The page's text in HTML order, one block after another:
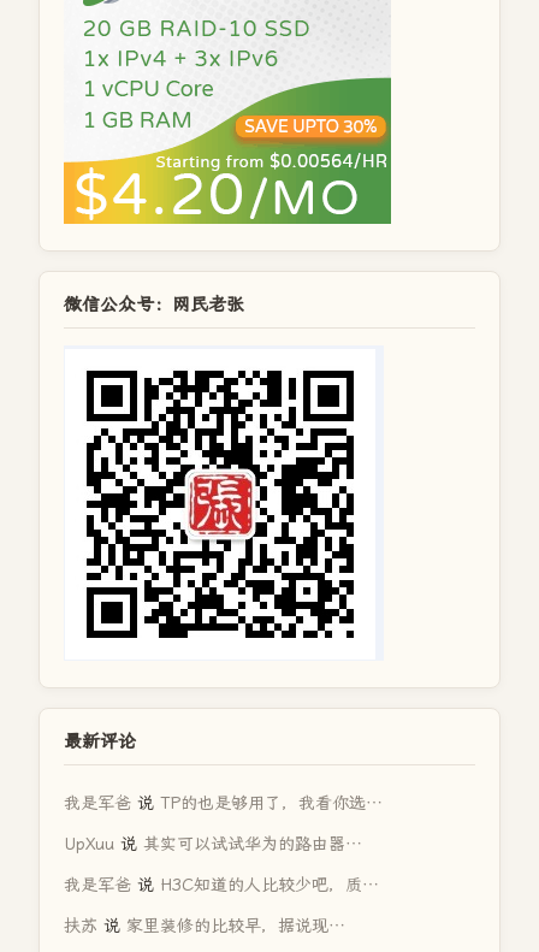
微信公众号：网民老张
最新评论
我是军爸 说 TP的也是够用了，我看你选…
UpXuu 说 其实可以试试华为的路由器…
我是军爸 说 H3C知道的人比较少吧，质…
扶苏 说 家里装修的比较早，据说现…